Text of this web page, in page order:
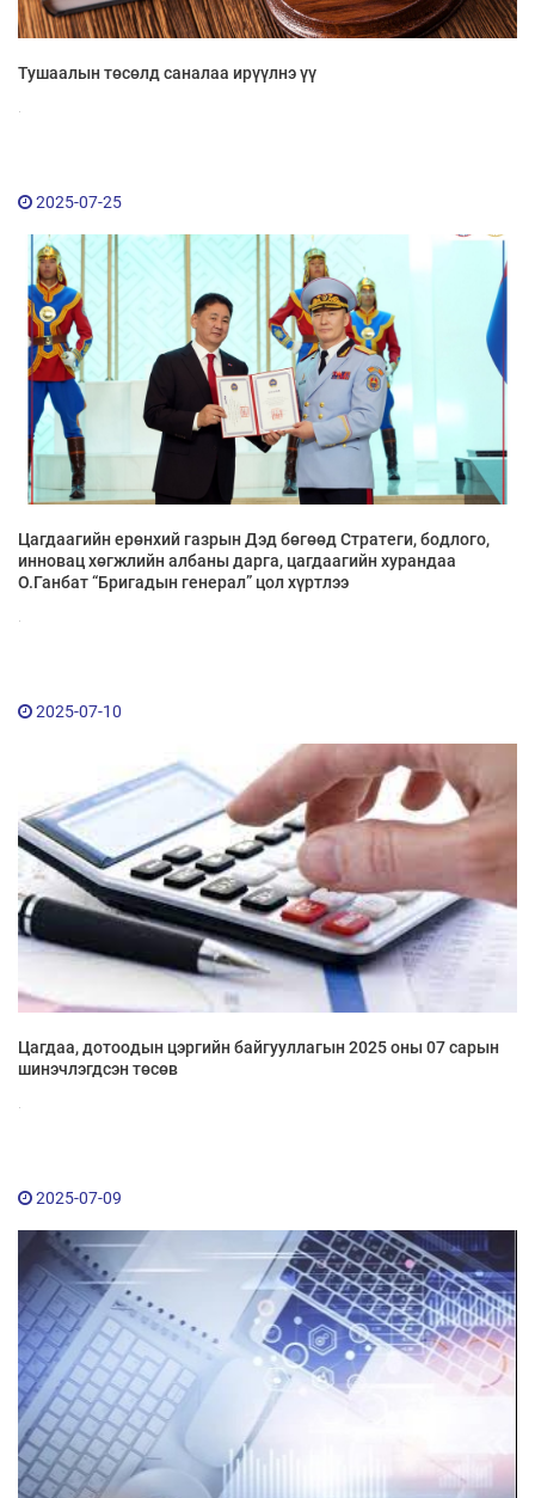
Тушаалын төсөлд саналаа ирүүлнэ үү
2025-07-25
Цагдаагийн ерөнхий газрын Дэд бөгөөд Стратеги, бодлого,
инновац хөгжлийн албаны дарга, цагдаагийн хурандаа
О.Ганбат “Бригадын генерал” цол хүртлээ
2025-07-10
Цагдаа, дотоодын цэргийн байгууллагын 2025 оны 07 сарын
шинэчлэгдсэн төсөв
.
2025-07-09
Үйл ажиллагааны ил тод байдал